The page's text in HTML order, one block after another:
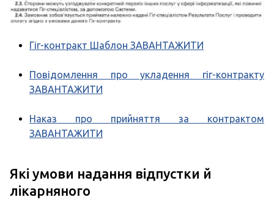
Гіг-контракт Шаблон ЗАВАНТАЖИТИ
Повідомлення про укладення гіг-контракту
ЗАВАНТАЖИТИ
Наказ про прийняття за контрактом
ЗАВАНТАЖИТИ
Які умови надання відпустки й
лікарняного